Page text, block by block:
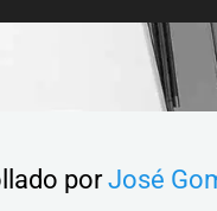
porJosé